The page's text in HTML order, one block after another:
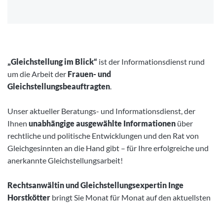
„Gleichstellung im Blick“ ist der Informationsdienst rund
um die Arbeit der Frauen- und
Gleichstellungsbeauftragten.
Unser aktueller Beratungs- und Informationsdienst, der
Ihnen unabhängige ausgewählte Informationen über
rechtliche und politische Entwicklungen und den Rat von
Gleichgesinnten an die Hand gibt – für Ihre erfolgreiche und
anerkannte Gleichstellungsarbeit!
Rechtsanwältin und Gleichstellungsexpertin Inge
Horstkötter bringt Sie Monat für Monat auf den aktuellsten